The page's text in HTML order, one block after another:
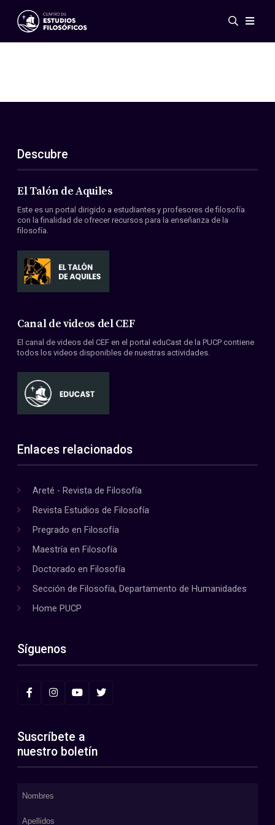
Eventos
ES
EN
Acerca de nosotros
Miembros
Convenios
Descubre
El Talón de Aquiles
Este es un portal dirigido a estudiantes y profesores de filosofía
con la finalidad de ofrecer recursos para la enseñanza de la
filosofía.
Canal de videos del CEF
El canal de videos del CEF en el portal eduCast de la PUCP contiene
todos los videos disponibles de nuestras actividades.
Enlaces relacionados
Areté - Revista de Filosofía
Revista Estudios de Filosofía
Pregrado en Filosofía
Maestría en Filosofía
Doctorado en Filosofía
Sección de Filosofía, Departamento de Humanidades
Home PUCP
Síguenos
Suscríbete a
nuestro boletín